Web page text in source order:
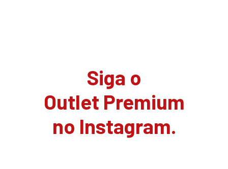
Siga o
Outlet Premium
no Instagram.